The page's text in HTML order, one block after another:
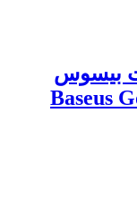
دو پورت 30 وات بیسوس
Baseus